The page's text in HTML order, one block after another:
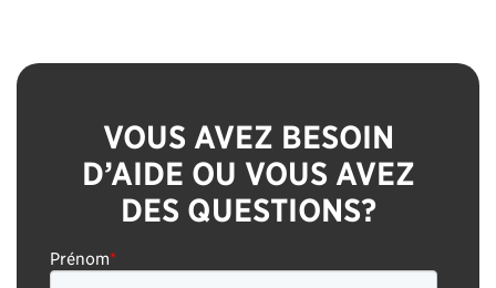
VOUS AVEZ BESOIN
D’AIDE OU VOUS AVEZ
DES QUESTIONS?
Prénom*